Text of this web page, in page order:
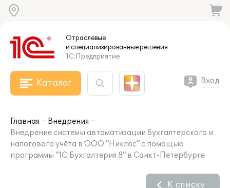
Отраслевые
и специализированныерешения
1С:Предприятие
Каталог Вход
Главная
Внедрения
Внедрение системы автоматизации бухгалтерского и
налогового учёта в ООО "Никлос" с помощью
программы "1С:Бухгалтерия 8" в Санкт-Петербурге
К списку